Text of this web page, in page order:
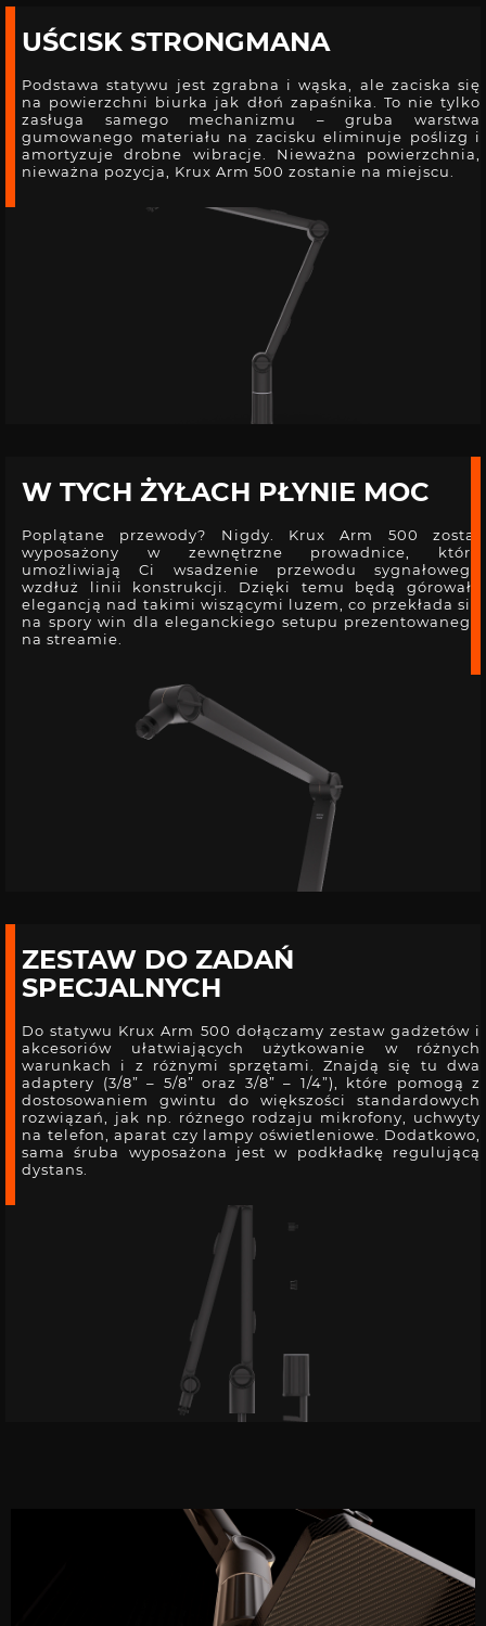
UŚCISK STRONGMANA
Podstawa statywu jest zgrabna i wąska, ale zaciska się
na powierzchni biurka jak dłoń zapaśnika. To nie tylko
zasługa samego mechanizmu – gruba warstwa
gumowanego materiału na zacisku eliminuje poślizg i
amortyzuje drobne wibracje. Nieważna powierzchnia,
nieważna pozycja, Krux Arm 500 zostanie na miejscu.
W TYCH ŻYŁACH PŁYNIE MOC
Poplątane przewody? Nigdy. Krux Arm 500 został
wyposażony w zewnętrzne prowadnice, które
umożliwiają Ci wsadzenie przewodu sygnałowego
wzdłuż linii konstrukcji. Dzięki temu będą górowały
elegancją nad takimi wiszącymi luzem, co przekłada się
na spory win dla eleganckiego setupu prezentowanego
na streamie.
ZESTAW DO ZADAŃ
SPECJALNYCH
Do statywu Krux Arm 500 dołączamy zestaw gadżetów i
akcesoriów ułatwiających użytkowanie w różnych
warunkach i z różnymi sprzętami. Znajdą się tu dwa
adaptery (3/8” – 5/8” oraz 3/8” – 1/4”), które pomogą z
dostosowaniem gwintu do większości standardowych
rozwiązań, jak np. różnego rodzaju mikrofony, uchwyty
na telefon, aparat czy lampy oświetleniowe. Dodatkowo,
sama śruba wyposażona jest w podkładkę regulującą
dystans.